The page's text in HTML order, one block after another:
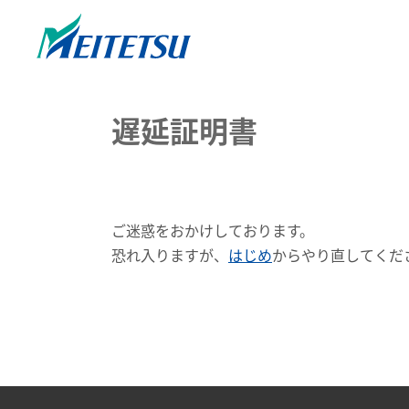
遅延証明書
ご迷惑をおかけしております。
恐れ入りますが、 はじめからやり直してくだ